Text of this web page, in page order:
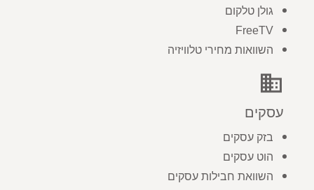
גולן טלקום
FreeTV
השוואות מחירי טלוויזיה
business
עסקים
בזק עסקים
הוט עסקים
השוואת חבילות עסקים